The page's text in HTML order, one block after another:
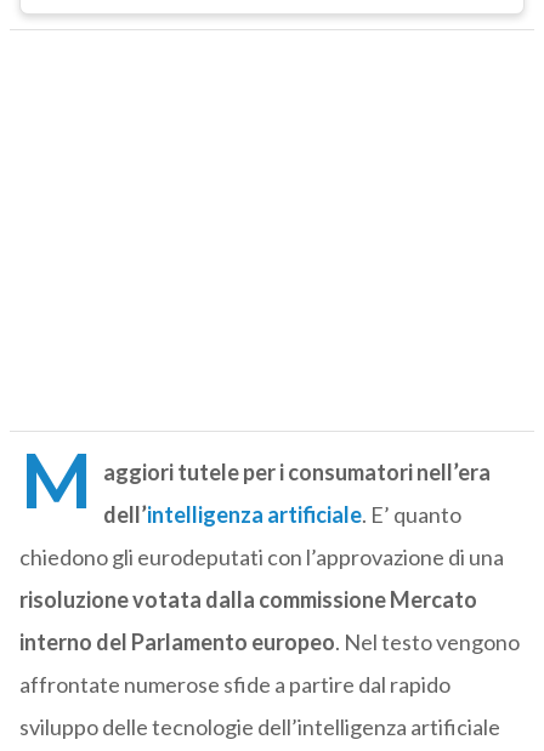
M
aggiori tutele per i consumatori nell’era
dell’intelligenza artificiale. E’ quanto
chiedono gli eurodeputati con l’approvazione di una
risoluzione votata dalla commissione Mercato
interno del Parlamento europeo. Nel testo vengono
affrontate numerose sfide a partire dal rapido
sviluppo delle tecnologie dell’intelligenza artificiale